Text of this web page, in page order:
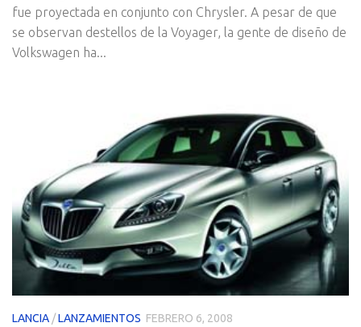
fue proyectada en conjunto con Chrysler. A pesar de que
se observan destellos de la Voyager, la gente de diseño de
Volkswagen ha...
LANCIA /LANZAMIENTOS FEBRERO 6, 2008